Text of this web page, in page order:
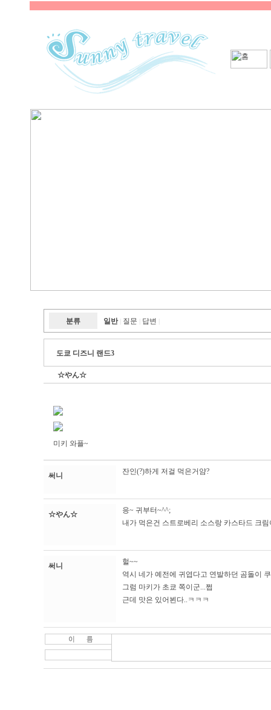
분류 일반 질문 답변
도쿄 디즈니 랜드3
☆やん☆
미키 와플~
써니 잔인(?)하게 저걸 먹은거얌?
☆やん☆
응~ 귀부터~^^;
내가 먹은건 스트로베리 소스랑 카스타드 크
써니
헐~~
역시 네가 예전에 귀엽다고 연발하던 곰돌이
그럼 마키가 초쿄 쪽이군...쩝
근데 맛은 있어뵌다..ㅋㅋㅋ